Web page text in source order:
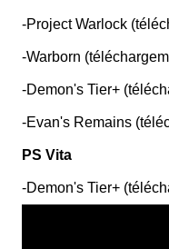
-Project Warlock
-Warborn
-Demon's Tier+
-Evan's Remains
PS Vita
-Demon's Tier+